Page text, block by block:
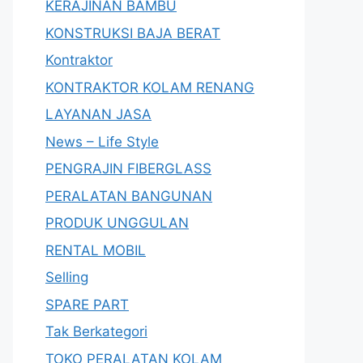
KERAJINAN BAMBU
KONSTRUKSI BAJA BERAT
Kontraktor
KONTRAKTOR KOLAM RENANG
LAYANAN JASA
News – Life Style
PENGRAJIN FIBERGLASS
PERALATAN BANGUNAN
PRODUK UNGGULAN
RENTAL MOBIL
Selling
SPARE PART
Tak Berkategori
TOKO PERALATAN KOLAM